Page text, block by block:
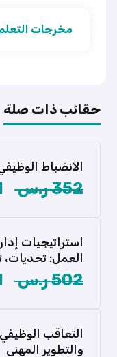
مخرجات التعلم
حقائب ذات صلة
هل تساءلتم يومًا
عرض المزيد
الانضباط
352 ر.س
هل أنت جاهز
المتنوعة؟ تقدم […]
استراتيجيات
العمل: تحديات،
502 ر.س
التعاقب
والتطوير المهني